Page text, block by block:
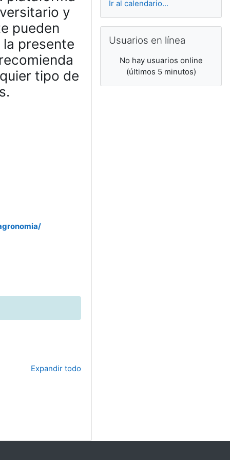
y
pueden
presente
tipo de
Expandir todo
Ir al calendario...
Usuarios en línea
No hay usuarios online
(últimos 5 minutos)